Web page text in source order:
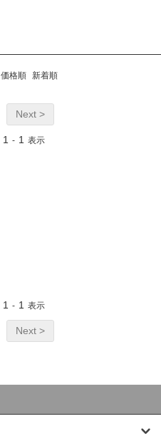
価格順 新着順
Next >
1 - 1 表示
1 - 1 表示
Next >